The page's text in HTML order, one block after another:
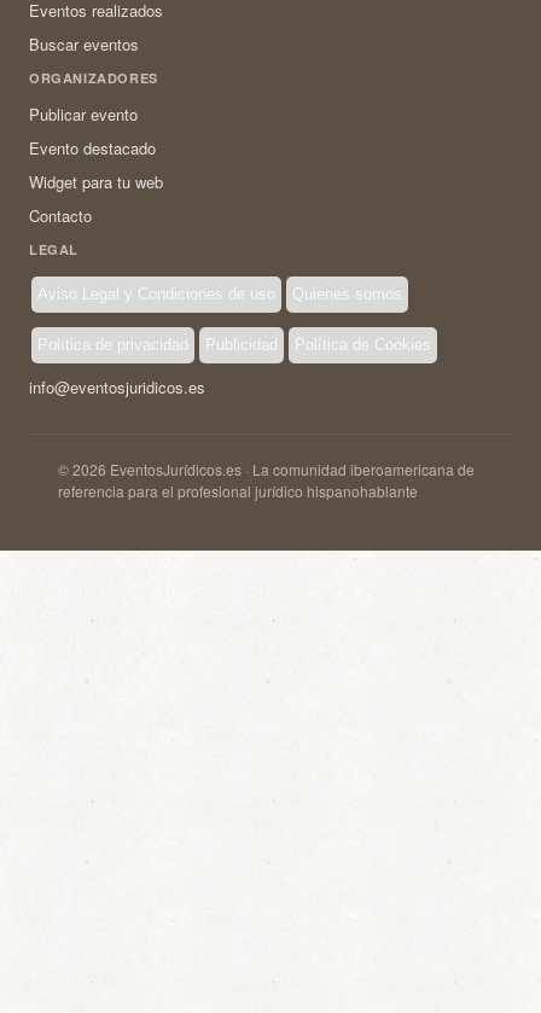
Eventos realizados
Buscar eventos
ORGANIZADORES
Publicar evento
Evento destacado
Widget para tu web
Contacto
LEGAL
Aviso Legal y Condiciones de uso Quienes somos
Política de privacidad Publicidad Política de Cookies
info@eventosjuridicos.es
© 2026 EventosJurídicos.es · La comunidad iberoamericana de
referencia para el profesional jurídico hispanohablante